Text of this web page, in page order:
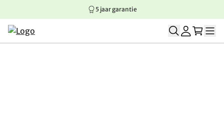
Springen naar hoofdinhoud
Springen naar hoofdnavigatie
Springen naar voettekst
5 jaar garantie